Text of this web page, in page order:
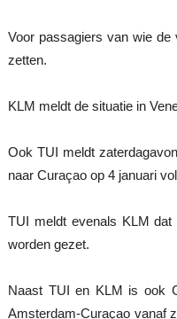
Voor passagiers van wie
zetten.
KLM meldt de situatie in
Ook TUI meldt
naar Curaçao op 4 januari
TUI meldt evenals KLM dat
worden gezet.
Naast TUI en KLM is ook
Amsterdam-Curaçao vanaf